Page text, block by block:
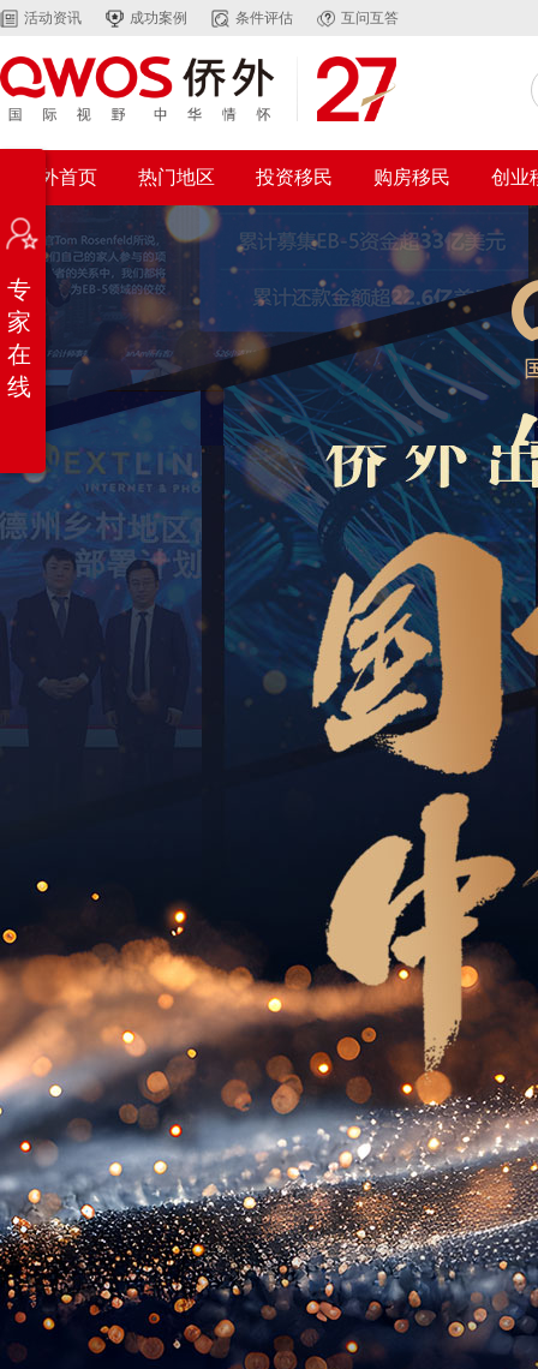
活动资讯 成功案例 条件评估 互问互答
侨外首页 热门地区 投资移民 购房移民 创业
专
家
在
线